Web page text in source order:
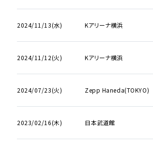
採用について
2024/11/13(水) Kアリーナ横浜
2024/11/12(火) Kアリーナ横浜
2024/07/23(火) Zepp Haneda(TOKYO)
2023/02/16(木) 日本武道館